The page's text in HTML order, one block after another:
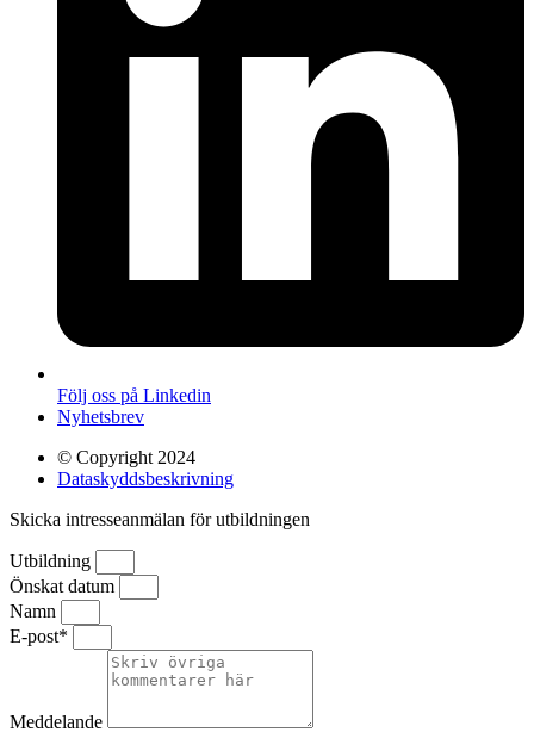
Följ oss på Linkedin
Nyhetsbrev
© Copyright 2024
Dataskyddsbeskrivning
Skicka intresseanmälan för utbildningen
Utbildning
Önskat datum
Namn
E-post*
Meddelande